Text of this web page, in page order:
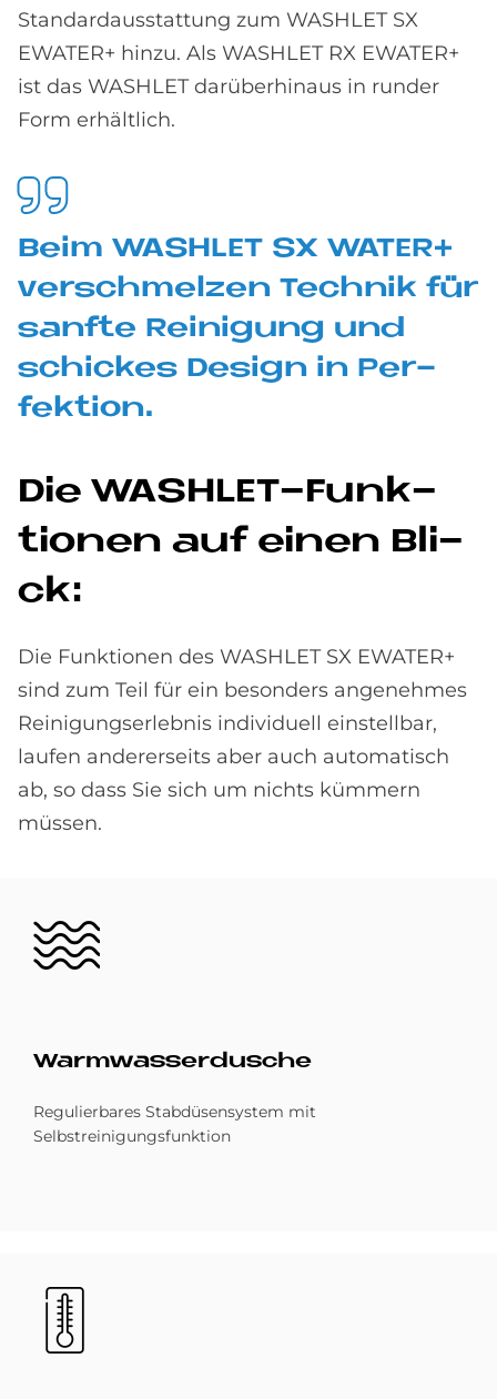
Standardausstattung zum WASHLET SX
EWATER+ hinzu. Als WASHLET RX EWATER+
ist das WASHLET darüberhinaus in runder
Form erhältlich.
Beim WA­SH­LET SX WA­TER+
ver­schmel­zen Tech­nik für
sanf­te Rei­ni­gung und
schickes De­sign in Per­
fek­ti­on.
Die WA­SH­LET-Funk­
tio­nen auf einen Bli­
ck:
Die Funktionen des WASHLET SX EWATER+
sind zum Teil für ein besonders angenehmes
Reinigungserlebnis individuell einstellbar,
laufen andererseits aber auch automatisch
ab, so dass Sie sich um nichts kümmern
müssen.
Bild
Warm­was­ser­du­sche
Regulierbares Stabdüsensystem mit
Selbstreinigungsfunktion
Bild